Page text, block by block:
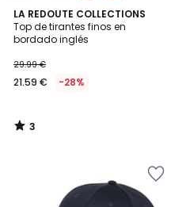
LA REDOUTE COLLECTIONS
Top de tirantes finos en
bordado inglés
29.99 €
21.59 € -28%
3
/
5
3
/